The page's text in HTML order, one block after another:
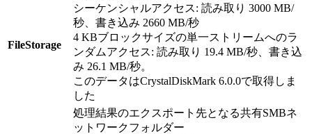
FileStorage
シーケンシャルアクセス: 読み取り 3000 MB/
秒、書き込み 2660 MB/秒
4 KBブロックサイズの単一ストリームへのラ
ンダムアクセス: 読み取り 19.4 MB/秒、書き込
み 26.1 MB/秒。
このデータはCrystalDiskMark 6.0.0で取得しま
した
処理結果のエクスポート先となる共有SMBネ
ットワークフォルダー